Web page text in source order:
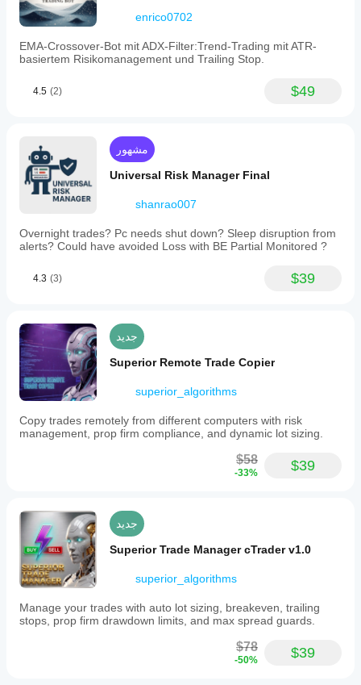
بيئتك
الخاصة
كيفية أدائه
في
الفعلي.
enrico0702
EMA-Crossover-Bot mit ADX-Filter:Trend-Trading mit ATR-
basiertem Risikomanagement und Trailing Stop.
4.5 (2) $49
مشهور
Universal Risk Manager Final
shanrao007
Overnight trades? Pc needs shut down? Sleep disruption from
alerts? Could have avoided Loss with BE Partial Monitored ?
4.3 (3) $39
جديد
Superior Remote Trade Copier
superior_algorithms
Copy trades remotely from different computers with risk
management, prop firm compliance, and dynamic lot sizing.
$58
-33% $39
جديد
Superior Trade Manager cTrader v1.0
superior_algorithms
Manage your trades with auto lot sizing, breakeven, trailing
stops, prop firm drawdown limits, and max spread guards.
$78
-50% $39